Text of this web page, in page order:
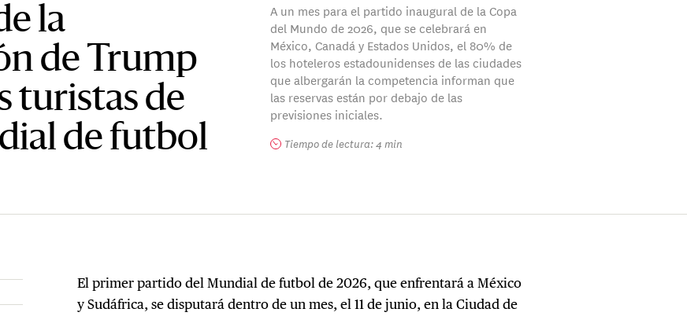
la
de Trump
turistas de
de futbol
A un mes para el partido inaugural de la Copa
del Mundo de 2026, que se celebrará en
México, Canadá y Estados Unidos, el 80% de
los hoteleros estadounidenses de las ciudades
que albergarán la competencia informan que
las reservas están por debajo de las
previsiones iniciales.
Tiempo de lectura: 4 min
El primer partido del Mundial de futbol de 2026, que enfrentará a México
y Sudáfrica, se disputará dentro de un mes, el 11 de junio, en la Ciudad de